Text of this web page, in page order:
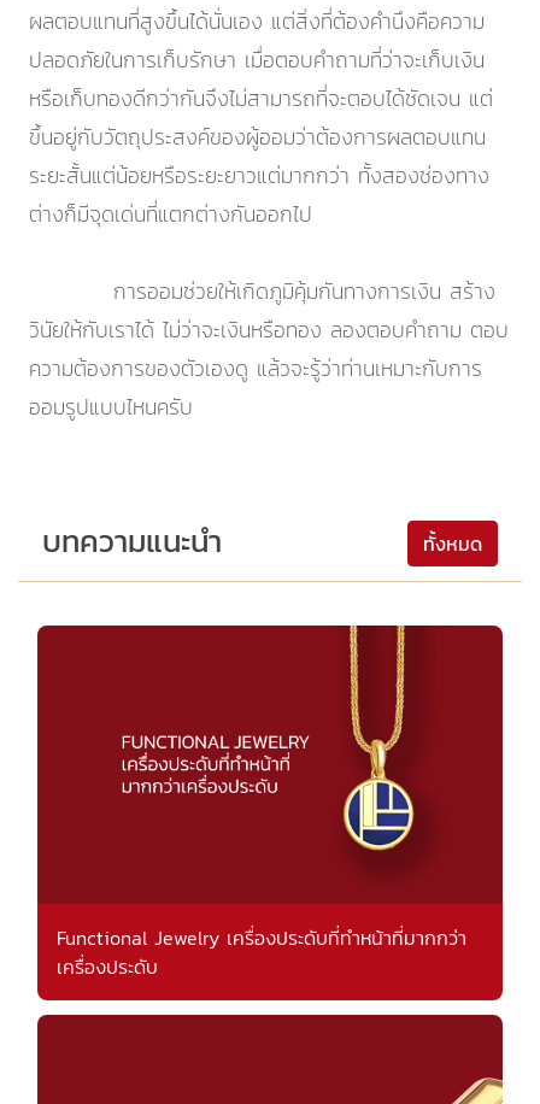
ผลตอบแทนที่สูงขึ้นได้นั่นเอง แต่สิ่งที่ต้องคำนึงคือความ
ปลอดภัยในการเก็บรักษา เมื่อตอบคำถามที่ว่าจะเก็บเงิน
หรือเก็บทองดีกว่ากันจึงไม่สามารถที่จะตอบได้ชัดเจน แต่
ขึ้นอยู่กับวัตถุประสงค์ของผู้ออมว่าต้องการผลตอบแทน
ระยะสั้นแต่น้อยหรือระยะยาวแต่มากกว่า ทั้งสองช่องทาง
ต่างก็มีจุดเด่นที่แตกต่างกันออกไป
การออมช่วยให้เกิดภูมิคุ้มกันทางการเงิน สร้าง
วินัยให้กับเราได้ ไม่ว่าจะเงินหรือทอง ลองตอบคำถาม ตอบ
ความต้องการของตัวเองดู แล้วจะรู้ว่าท่านเหมาะกับการ
ออมรูปแบบไหนครับ
บทความแนะนำ ทั้งหมด
Functional Jewelry เครื่องประดับที่ทำหน้าที่มากกว่า
เครื่องประดับ